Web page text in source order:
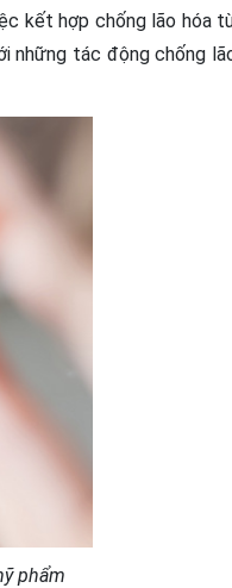
kết hợp chống lão hóa
những tác động chống
phẩm